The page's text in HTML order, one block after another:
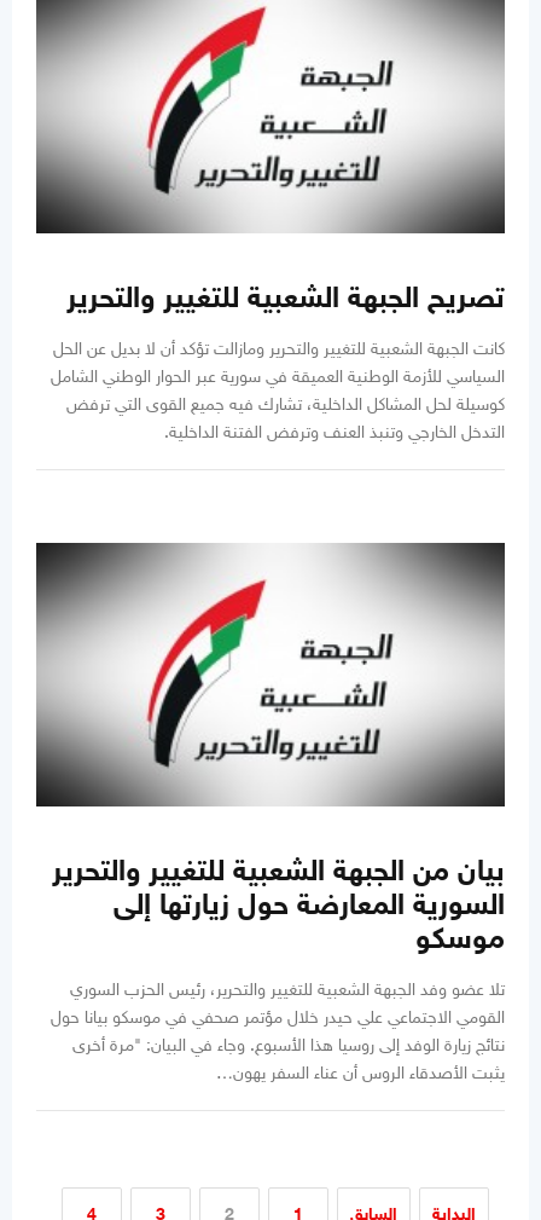
تصريح الجبهة الشعبية للتغيير والتحرير
كانت الجبهة الشعبية للتغيير والتحرير ومازالت تؤكد أن لا بديل عن الحل
السياسي للأزمة الوطنية العميقة في سورية عبر الحوار الوطني الشامل
كوسيلة لحل المشاكل الداخلية، تشارك فيه جميع القوى التي ترفض
التدخل الخارجي وتنبذ العنف وترفض الفتنة الداخلية.
بيان من الجبهة الشعبية للتغيير والتحرير
السورية المعارضة حول زيارتها إلى
موسكو
تلا عضو وفد الجبهة الشعبية للتغيير والتحرير، رئيس الحزب السوري
القومي الاجتماعي علي حيدر خلال مؤتمر صحفي في موسكو بيانا حول
نتائج زيارة الوفد إلى روسيا هذا الأسبوع. وجاء في البيان: "مرة أخرى
يثبت الأصدقاء الروس أن عناء السفر يهون…
البداية السابق 1
2
3
4